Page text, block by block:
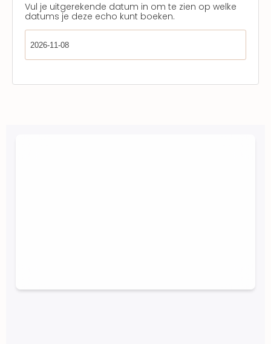
Vul je uitgerekende datum in om te zien op welke
datums je deze echo kunt boeken.